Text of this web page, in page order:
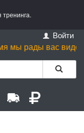
тренинга.
Войти
рады вас видеть